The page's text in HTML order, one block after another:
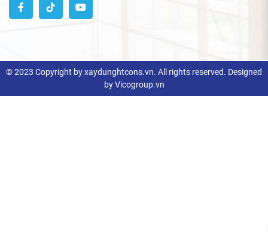
© 2023 Copyright by xaydunghtcons.vn. All rights reserved. Designed
by Vicogroup.vn